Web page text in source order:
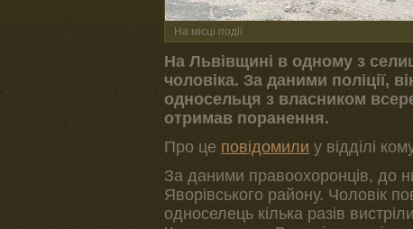
На місці події
На Львівщині в одному з
чоловіка. За даними поліції,
односельця з власником
отримав поранення.
Про це повідомили у відділі
За даними правоохоронців, до
Яворівського району. Чоловік
односелець кілька разів